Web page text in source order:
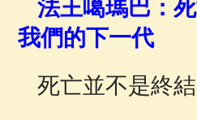
法王噶瑪巴：
我們的下一代
死亡並不是終結